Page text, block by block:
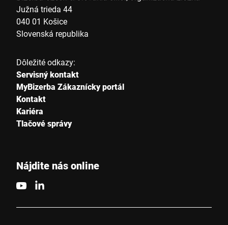
Ulica *
Poštové smerovacie číslo *
Mesto *
Južná trieda 44
040 01 Košice
Slovenská republika
Dôležité odkazy:
Servisný kontakt
MyBizerba Zákaznícky portál
Kontakt
Kariéra
Tlačové správy
Nájdite nás online